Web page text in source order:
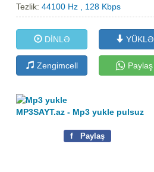
Tezlik:44100 Hz , 128 Kbps
DİNLƏ YÜKLƏ
Zengimcell Paylaş
MP3SAYT.az - Mp3 yukle pulsuz
f Paylaş